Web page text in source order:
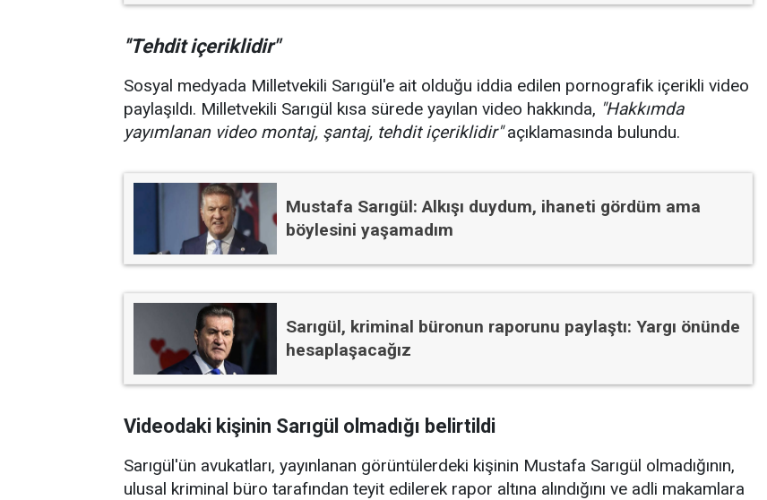
''Tehdit içeriklidir"
Sosyal medyada Milletvekili Sarıgül'e ait olduğu iddia edilen pornografik içerikli video
paylaşıldı. Milletvekili Sarıgül kısa sürede yayılan video hakkında, "Hakkımda
yayımlanan video montaj, şantaj, tehdit içeriklidir"açıklamasında bulundu.
Mustafa Sarıgül: Alkışı duydum, ihaneti gördüm ama
böylesini yaşamadım
Sarıgül, kriminal büronun raporunu paylaştı: Yargı önünde
hesaplaşacağız
Videodaki kişinin Sarıgül olmadığı belirtildi
Sarıgül'ün avukatları, yayınlanan görüntülerdeki kişinin Mustafa Sarıgül olmadığının,
ulusal kriminal büro tarafından teyit edilerek rapor altına alındığını ve adli makamlara